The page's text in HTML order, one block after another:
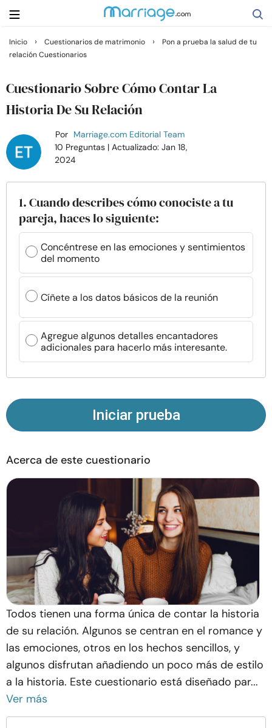
Buscar
Casarse
Relaciones
Familia
Ayuda
Cursos
Recursos
Comunidad
Encuentra un terapeuta
Sobre nosotros Contáctanos Escríbenos
Publicidad con
Inicio › Cuestionarios de matrimonio ›
Pon a prueba la salud de tu
relación Cuestionarios
Cuestionario Sobre Cómo Contar La
Historia De Su Relación
Por Marriage.com Editorial Team
10 Preguntas | Actualizado: Jan 18,
2024
1. Cuando describes cómo conociste a tu
pareja, haces lo siguiente:
Concéntrese en las emociones y sentimientos
del momento
Cíñete a los datos básicos de la reunión
Agregue algunos detalles encantadores
adicionales para hacerlo más interesante.
Iniciar prueba
Acerca de este cuestionario
Todos tienen una forma única de contar la historia
de su relación. Algunos se centran en el romance y
las emociones, otros en los hechos sencillos, y
algunos disfrutan añadiendo un poco más de estilo
a la historia. Este cuestionario está diseñado par...
Ver más